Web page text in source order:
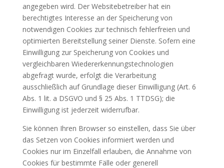
angegeben wird. Der Websitebetreiber hat ein
berechtigtes Interesse an der Speicherung von
notwendigen Cookies zur technisch fehlerfreien und
optimierten Bereitstellung seiner Dienste. Sofern eine
Einwilligung zur Speicherung von Cookies und
vergleichbaren Wiedererkennungstechnologien
abgefragt wurde, erfolgt die Verarbeitung
ausschließlich auf Grundlage dieser Einwilligung (Art. 6
Abs. 1 lit. a DSGVO und § 25 Abs. 1 TTDSG); die
Einwilligung ist jederzeit widerrufbar.
Sie können Ihren Browser so einstellen, dass Sie über
das Setzen von Cookies informiert werden und
Cookies nur im Einzelfall erlauben, die Annahme von
Cookies für bestimmte Fälle oder generell